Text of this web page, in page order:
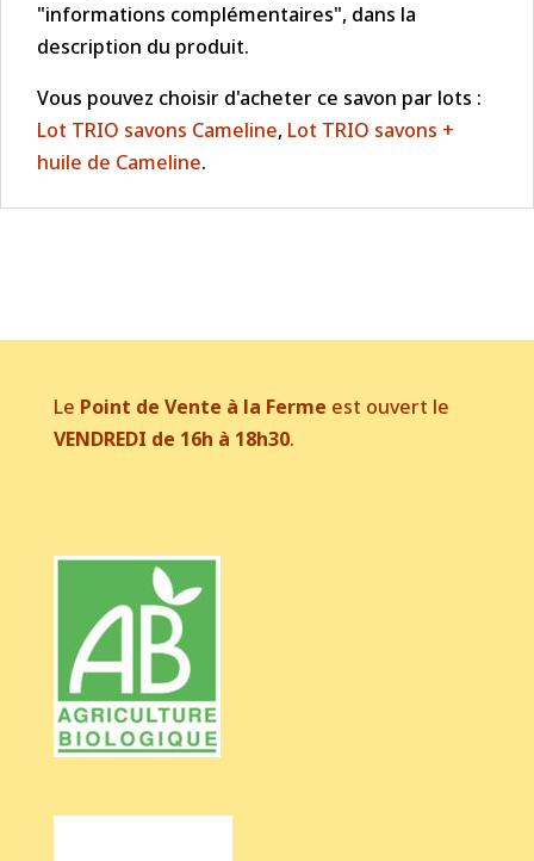
"informations complémentaires", dans la
description du produit.
Vous pouvez choisir d'acheter ce savon par lots :
Lot TRIO savons Cameline, Lot TRIO savons +
huile de Cameline.
Le Point de Vente à la Ferme est ouvert le
VENDREDI de 16h à 18h30.